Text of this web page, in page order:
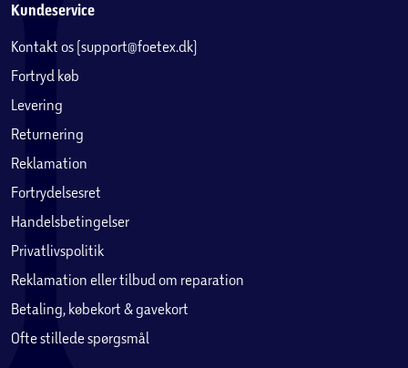
Kundeservice
Kontakt os (support@foetex.dk)
Fortryd køb
Levering
Returnering
Reklamation
Fortrydelsesret
Handelsbetingelser
Privatlivspolitik
Reklamation eller tilbud om reparation
Betaling, købekort & gavekort
Ofte stillede spørgsmål